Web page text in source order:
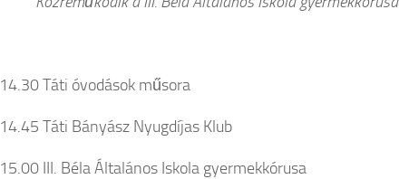
14.30 Táti óvodások műsora
14.45 Táti Bányász Nyugdíjas Klub
15.00 III. Béla Általános Iskola gyermekkórusa